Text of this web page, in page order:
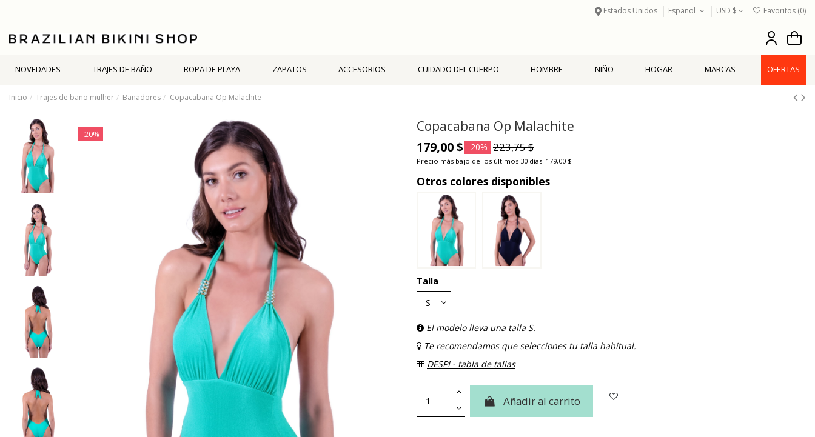
Estados Unidos Español USD $ Favoritos (0)
NOVEDADES TRAJES DE BAÑO ROPA DE PLAYA ZAPATOS ACCESORIOS CUIDADO DEL CUERPO HOMBRE NIÑO HOGAR MARCAS OFERTAS
Inicio Trajes de baño mulher Bañadores Copacabana Op Malachite
-20% Copacabana Op Malachite
179,00 $ -20% 223,75 $
Precio más bajo de los últimos 30 días: 179,00 $
Otros colores disponibles
Talla
El modelo lleva una talla S.
Te recomendamos que selecciones tu talla habitual.
DESPI - tabla de tallas
Añadir al carrito